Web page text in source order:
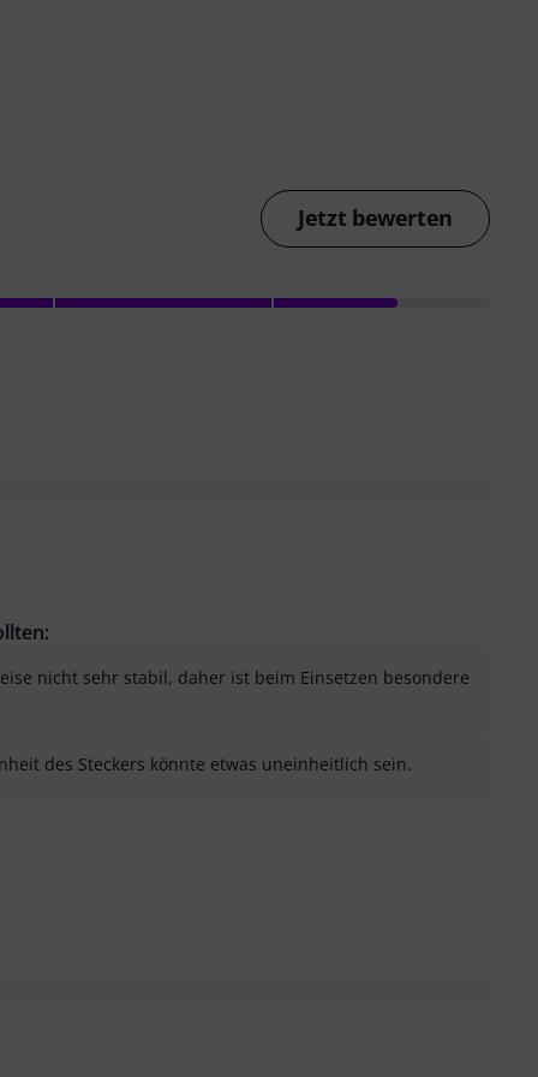
Jetzt bewerten
nicht sehr stabil, daher ist beim Einsetzen besondere
des Steckers könnte etwas uneinheitlich sein.
als hilfreichals nicht hilfreich